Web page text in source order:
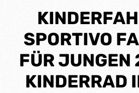
SPORTIVO
FÜR JUNGEN
KINDERRAD